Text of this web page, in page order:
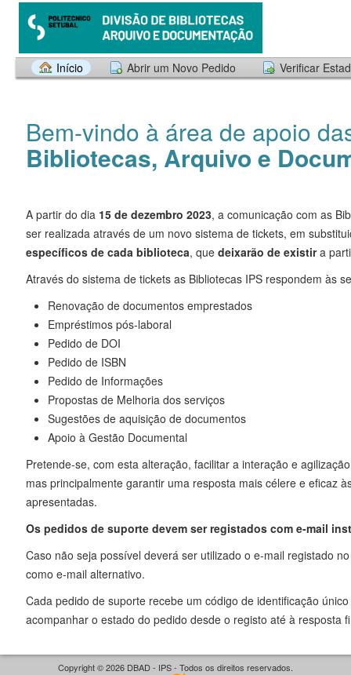
Início Abrir um Novo Pedido Verificar
Bem-vindo à área de apoio
Bibliotecas, Arquivo e
A partir do dia 15 de dezembro 2023, a comunicação com as
ser realizada através de um novo sistema de tickets, em
específicos de cada biblioteca, que deixarão de existira
Através do sistema de tickets as Bibliotecas IPS respondem às
Renovação de documentos emprestados
Empréstimos pós-laboral
Pedido de DOI
Pedido de ISBN
Pedido de Informações
Propostas de Melhoria dos serviços
Sugestões de aquisição de documentos
Apoio à Gestão Documental
Pretende-se, com esta alteração, facilitar a interação e
mas principalmente garantir uma resposta mais célere e eficaz
apresentadas.
Os pedidos de suporte devem ser registados com e-mail
Caso não seja possível deverá ser utilizado o e-mail registado
como e-mail alternativo.
Cada pedido de suporte recebe um código de identificação
acompanhar o estado do pedido desde o registo até à resposta
Copyright © 2026 DBAD - IPS - Todos os direitos reservados.